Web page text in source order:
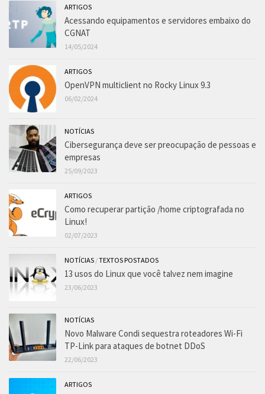
ARTIGOS
Acessando equipamentos e servidores embaixo do
CGNAT
14/05/2024
ARTIGOS
OpenVPN multiclient no Rocky Linux 9.3
06/02/2024
NOTÍCIAS
Cibersegurança deve ser preocupação de pessoas e
empresas
25/09/2023
ARTIGOS
Como recuperar partição /home criptografada no
Linux!
02/07/2023
NOTÍCIAS /TEXTOS POSTADOS
13 usos do Linux que você talvez nem imagine
23/06/2023
NOTÍCIAS
Novo Malware Condi sequestra roteadores Wi-Fi
TP-Link para ataques de botnet DDoS
22/06/2023
ARTIGOS